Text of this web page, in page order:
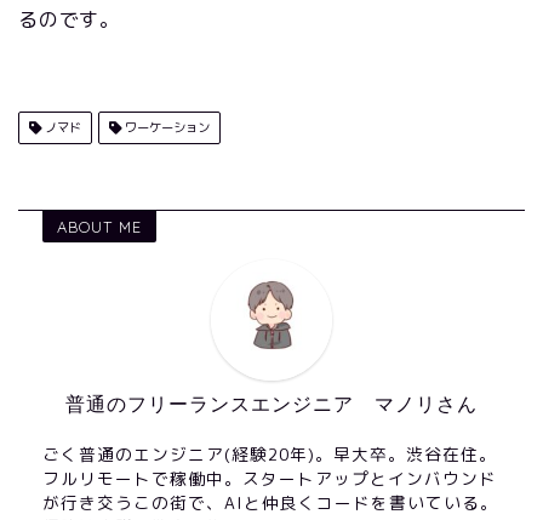
るのです。
ノマド ワーケーション
ABOUT ME
普通のフリーランスエンジニア マノリさん
ごく普通のエンジニア(経験20年)。早大卒。渋谷在住。
フルリモートで稼働中。スタートアップとインバウンド
が行き交うこの街で、AIと仲良くコードを書いている。